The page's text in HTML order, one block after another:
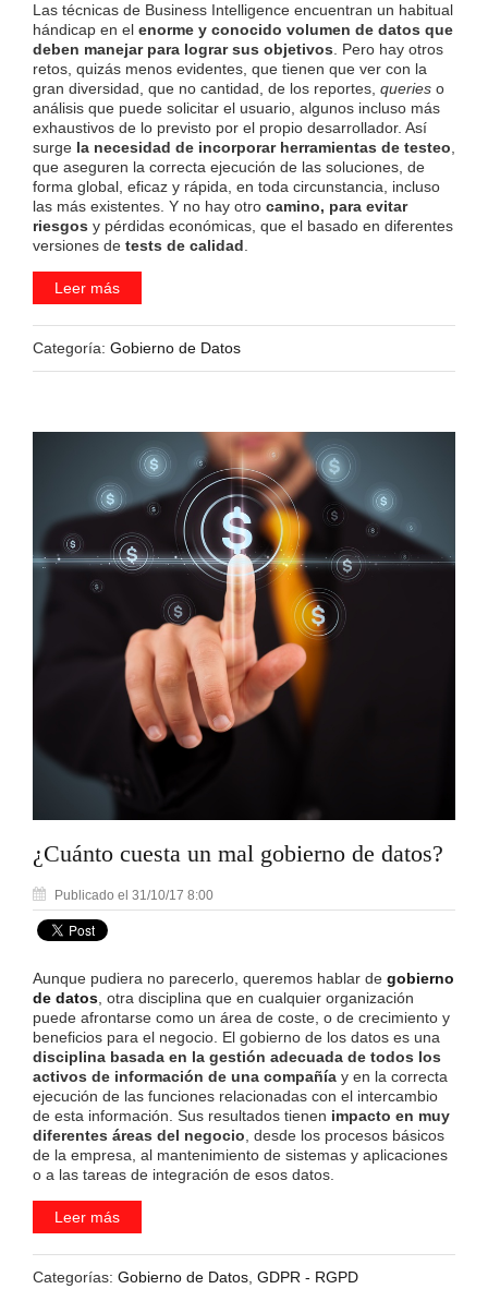
Las técnicas de Business Intelligence encuentran un habitual
hándicap en el enorme y conocido volumen de datos que
deben manejar para lograr sus objetivos . Pero hay otros
retos, quizás menos evidentes, que tienen que ver con la
gran diversidad, que no cantidad, de los reportes, queries o
análisis que puede solicitar el usuario, algunos incluso más
exhaustivos de lo previsto por el propio desarrollador. Así
surge la necesidad de incorporar herramientas de testeo
que aseguren la correcta ejecución de las soluciones, de
forma global, eficaz y rápida, en toda circunstancia, incluso
las más existentes. Y no hay otro camino, para evitar
riesgos y pérdidas económicas, que el basado en diferentes
versiones de tests de calidad
Leer más
Categoría: Gobierno de Datos
¿Cuánto cuesta un mal gobierno de datos?
Publicado el 31/10/17 8:00
Aunque pudiera no parecerlo, queremos hablar de gobierno
de datos, otra disciplina que en cualquier organización
puede afrontarse como un área de coste, o de crecimiento y
beneficios para el negocio. El gobierno de los datos es una
disciplina basada en la gestión adecuada de todos los
activos de información de una compañía y en la correcta
ejecución de las funciones relacionadas con el intercambio
de esta información. Sus resultados tienen impacto en muy
diferentes áreas del negocio, desde los procesos básicos
de la empresa, al mantenimiento de sistemas y aplicaciones
o a las tareas de integración de esos datos.
Leer más
Categorías: Gobierno de Datos, GDPR - RGPD